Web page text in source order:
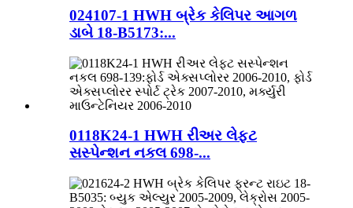
024107-1 HWH બ્રેક કેલિપર આગળ
ડાબે 18-B5173:...
0118K24-1 HWH રીઅર લેફ્ટ
સસ્પેન્શન નકલ 698-...